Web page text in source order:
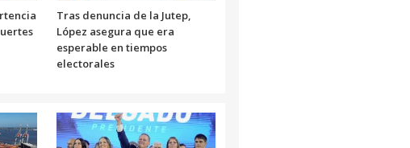
Tras denuncia de la Jutep,
López asegura que era
esperable en tiempos
electorales